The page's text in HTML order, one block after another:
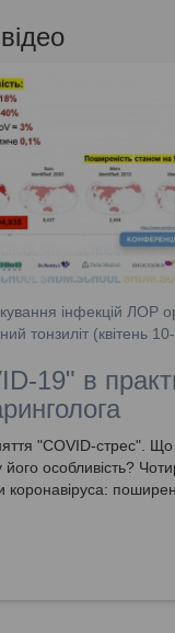
інфекцій ЛОР
тонзиліт (квітень
19" в
"COVID-стрес". Що
особливість?
коронавіруса: